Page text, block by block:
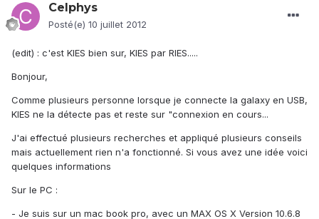
Celphys
Posté(e) 10 juillet 2012
(edit) : c'est KIES bien sur, KIES par RIES.....
Bonjour,
Comme plusieurs personne lorsque je connecte la galaxy en USB,
KIES ne la détecte pas et reste sur "connexion en cours...
J'ai effectué plusieurs recherches et appliqué plusieurs conseils
mais actuellement rien n'a fonctionné. Si vous avez une idée voici
quelques informations
Sur le PC :
- Je suis sur un mac book pro, avec un MAX OS X Version 10.6.8